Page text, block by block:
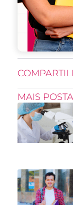
MAIS